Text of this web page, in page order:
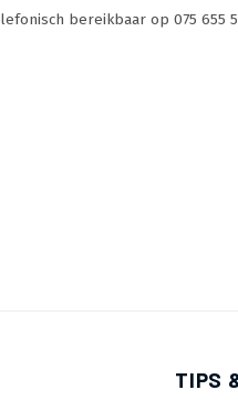
bereikbaar op 075 655
TIPS